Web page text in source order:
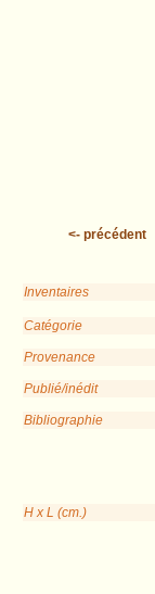
<- précédent
Inventaires
Catégorie
Provenance
Publié/inédit
Bibliographie
H x L (cm.)